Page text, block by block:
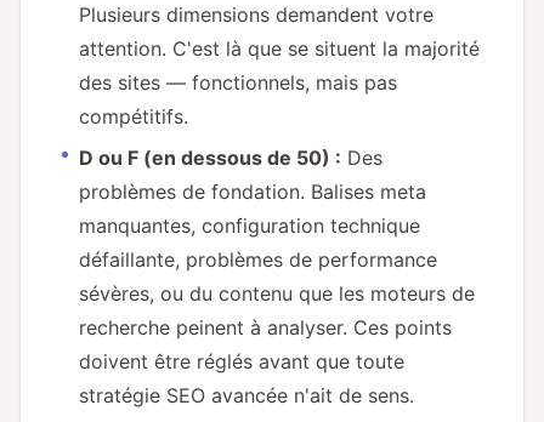
Plusieurs dimensions demandent votre
attention. C'est là que se situent la majorité
des sites — fonctionnels, mais pas
compétitifs.
D ou F (en dessous de 50) : Des
problèmes de fondation. Balises meta
manquantes, configuration technique
défaillante, problèmes de performance
sévères, ou du contenu que les moteurs de
recherche peinent à analyser. Ces points
doivent être réglés avant que toute
stratégie SEO avancée n'ait de sens.